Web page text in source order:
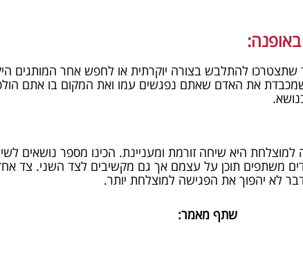
להתלבש בצורה יוקרתית או לחפש אחר המותגים
את האדם שאתם נפגשים עמו ואת המקום בו אתם
היא שיחה זורמת ומעניינת. הכינו מספר נושאים
משתפים תוכן על עצמם אך גם מקשיבים לצד השני. צד
לא יהפוך את הפגישה למוצלחת יותר.
שתף מאמר: